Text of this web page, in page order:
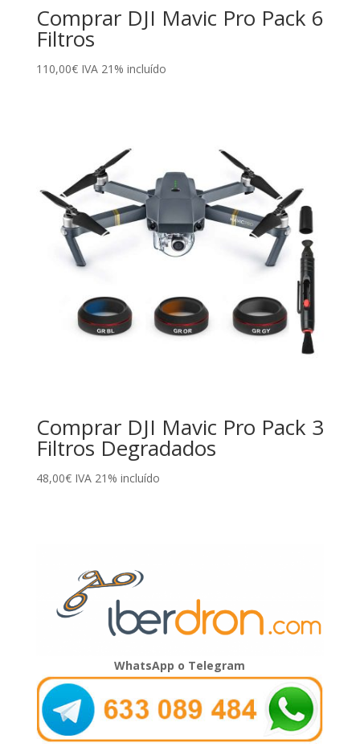
Comprar DJI Mavic Pro Pack 6
Filtros
110,00€ IVA 21% incluído
Comprar DJI Mavic Pro Pack 3
Filtros Degradados
48,00€ IVA 21% incluído
WhatsApp o Telegram